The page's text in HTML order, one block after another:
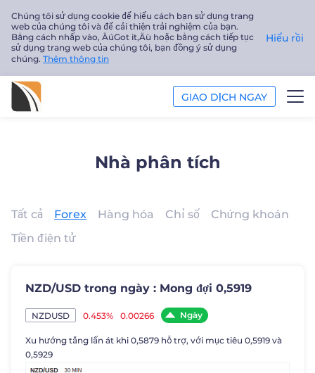
Chúng tôi sử dụng cookie để hiểu cách bạn sử dụng trang
web của chúng tôi và để cải thiện trải nghiệm của bạn.
Bằng cách nhấp vào‚ ÄúGot it‚Äù hoặc bằng cách tiếp tục
sử dụng trang web của chúng tôi, bạn đồng ý sử dụng
chúng. Thêm thông tin
Hiểu rồi
GIAO DỊCH NGAY
Công ty
Tiếng Việt
Nhà phân tích
Tất cả Forex Hàng hóa Chỉ số
Chứng khoán
Tiền điện tử
NZD/USD trong ngày : Mong đợi 0,5919
NZDUSD 0.453% 0.00266 Ngày
Xu hướng tăng lấn át khi 0,5879 hỗ trợ, với mục tiêu 0,5919 và
0,5929